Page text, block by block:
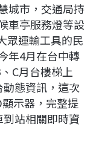
城市，交通局持
車亭服務燈等設
眾運輸工具的民
年4月在台中轉
C月台樓梯上
態資訊，這次
示器，完整提
站相關即時資